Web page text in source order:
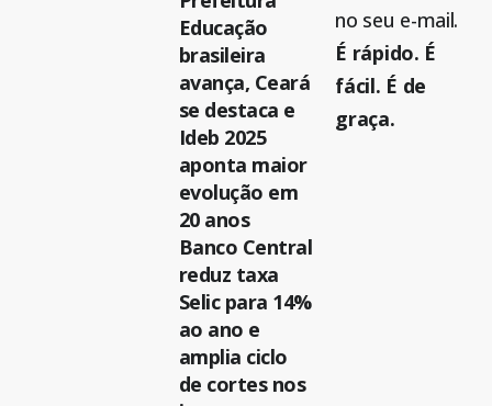
Educação
brasileira
avança, Ceará
se destaca e
Ideb 2025
aponta maior
evolução em
20 anos
Banco Central
reduz taxa
Selic para 14%
ao ano e
amplia ciclo
de cortes nos
no seu e-mail.
É rápido. É
fácil. É de
graça.